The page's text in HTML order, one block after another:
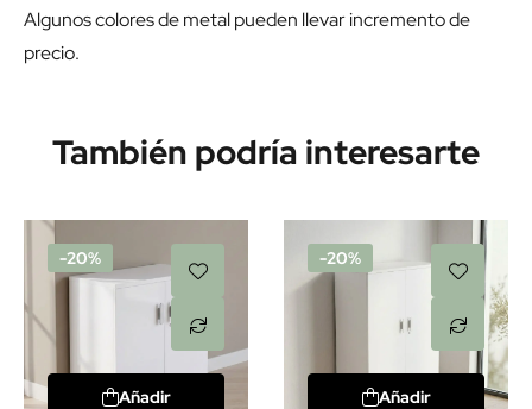
Algunos colores de metal pueden llevar incremento de
precio.
También podría interesarte
-20%
Añadir
-20%
Añadir